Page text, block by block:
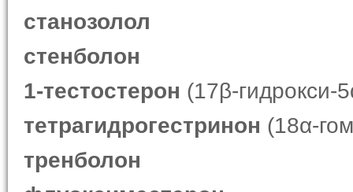
станозолол
стенболон
1-тестостерон (17β-гидрокси-
тетрагидрогестринон (18α-
тренболон